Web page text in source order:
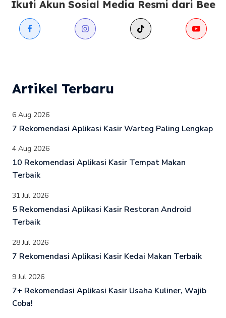
Ikuti Akun Sosial Media Resmi dari Bee
Artikel Terbaru
6 Aug 2026
7 Rekomendasi Aplikasi Kasir Warteg Paling Lengkap
4 Aug 2026
10 Rekomendasi Aplikasi Kasir Tempat Makan
Terbaik
31 Jul 2026
5 Rekomendasi Aplikasi Kasir Restoran Android
Terbaik
28 Jul 2026
7 Rekomendasi Aplikasi Kasir Kedai Makan Terbaik
9 Jul 2026
7+ Rekomendasi Aplikasi Kasir Usaha Kuliner, Wajib
Coba!